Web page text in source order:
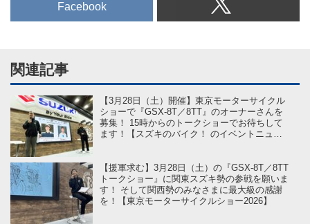
Facebook
関連記事
【3月28日（土）開催】東京モーターサイクル
ショーで『GSX-8T／8TT』のオーナーさんを
募集！ 15時からのトークショーでお待ちして
ます！【スズキのバイク！ のイベントニュー
【援軍求む】3月28日（土）の『GSX-8T／8TT
トークショー』に関東スズキ勢の参戦を願いま
す！ そして関西勢のみなさまに最大級の感謝
を！【東京モーターサイクルショー2026】